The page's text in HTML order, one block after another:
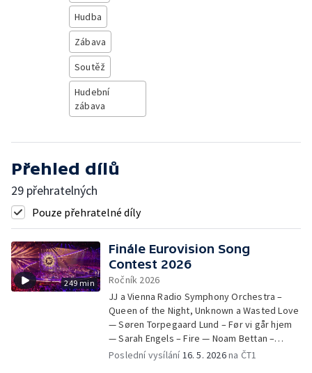
Hudba
Zábava
Soutěž
Hudební
zábava
Přehled dílů
29 přehratelných
Pouze přehratelné díly
249 min
Finále Eurovision Song
Contest 2026
Ročník 2026
JJ a Vienna Radio Symphony Orchestra –
Queen of the Night, Unknown a Wasted Love
— Søren Torpegaard Lund – Før vi går hjem
— Sarah Engels – Fire — Noam Bettan –
Michelle — Essyla – Dancing on the Ice — Alis
Poslední vysílání16. 5. 2026na ČT1